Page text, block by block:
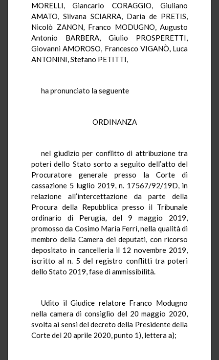
MORELLI, Giancarlo CORAGGIO, Giuliano
AMATO, Silvana SCIARRA, Daria de PRETIS,
Nicolò ZANON, Franco MODUGNO, Augusto
Antonio BARBERA, Giulio PROSPERETTI,
Giovanni AMOROSO, Francesco VIGANÒ, Luca
ANTONINI, Stefano PETITTI,
ha pronunciato la seguente
ORDINANZA
nel giudizio per conflitto di attribuzione tra
poteri dello Stato sorto a seguito dell’atto del
Procuratore generale presso la Corte di
cassazione 5 luglio 2019, n. 17567/92/19D, in
relazione all’intercettazione da parte della
Procura della Repubblica presso il Tribunale
ordinario di Perugia, del 9 maggio 2019,
promosso da Cosimo Maria Ferri, nella qualità di
membro della Camera dei deputati, con ricorso
depositato in cancelleria il 12 novembre 2019,
iscritto al n. 5 del registro conflitti tra poteri
dello Stato 2019, fase di ammissibilità.
Udito il Giudice relatore Franco Modugno
nella camera di consiglio del 20 maggio 2020,
svolta ai sensi del decreto della Presidente della
Corte del 20 aprile 2020, punto 1), lettera a);